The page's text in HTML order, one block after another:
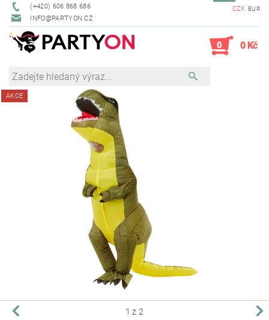
(+420) 606 868 686
INFO@PARTYON.CZ
CZK EUR
0 0 Kč
AKCE
1 z 2